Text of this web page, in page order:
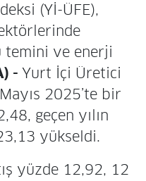
(Yİ-ÜFE),
temini ve enerji
- Yurt İçi Üretici
2025’te bir
geçen yılın
yükseldi.
yüzde 12,92, 12